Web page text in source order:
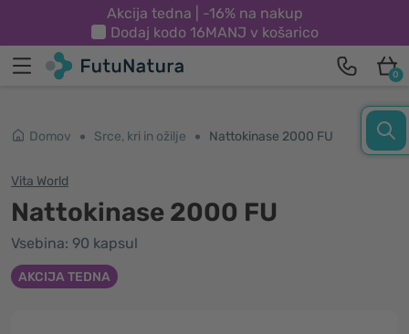
Akcija tedna | -16% na nakup
Dodaj kodo 16MANJ v košarico
0
Domov Srce, kri in ožilje Nattokinase 2000 FU
Vita World
Nattokinase 2000 FU
Vsebina: 90 kapsul
AKCIJA TEDNA